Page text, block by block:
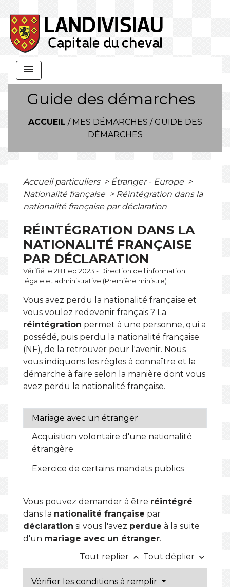
menu
Guide des démarches
ACCUEIL / MES DÉMARCHES / GUIDE DES
DÉMARCHES
Accueil particuliers > Étranger - Europe >
Nationalité française > Réintégration dans la
nationalité française par déclaration
RÉINTÉGRATION DANS LA
NATIONALITÉ FRANÇAISE
PAR DÉCLARATION
Vérifié le 28 Feb 2023 - Direction de l'information
légale et administrative (Première ministre)
Vous avez perdu la nationalité française et
vous voulez redevenir français ? La
réintégration permet à une personne, qui a
possédé, puis perdu la nationalité française
(NF), de la retrouver pour l'avenir. Nous
vous indiquons les règles à connaître et la
démarche à faire selon la manière dont vous
avez perdu la nationalité française.
Mariage avec un étranger
Acquisition volontaire d'une nationalité
étrangère
Exercice de certains mandats publics
Vous pouvez demander à être réintégré
dans la nationalité française par
déclaration si vous l'avez perdue à la suite
d'un mariage avec un étranger.
Tout replier keyboard_arrow_up Tout déplier keyboard_arrow_down
Vérifier les conditions à remplir